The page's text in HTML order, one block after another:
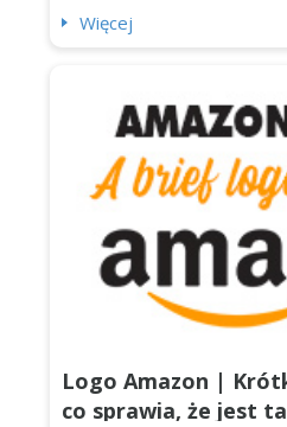
pięknie wykonane logo
klientem na bloku. Nie ma
jednoosobowym mistrzem
Więcej
Logo Amazon |
co sprawia, że jest